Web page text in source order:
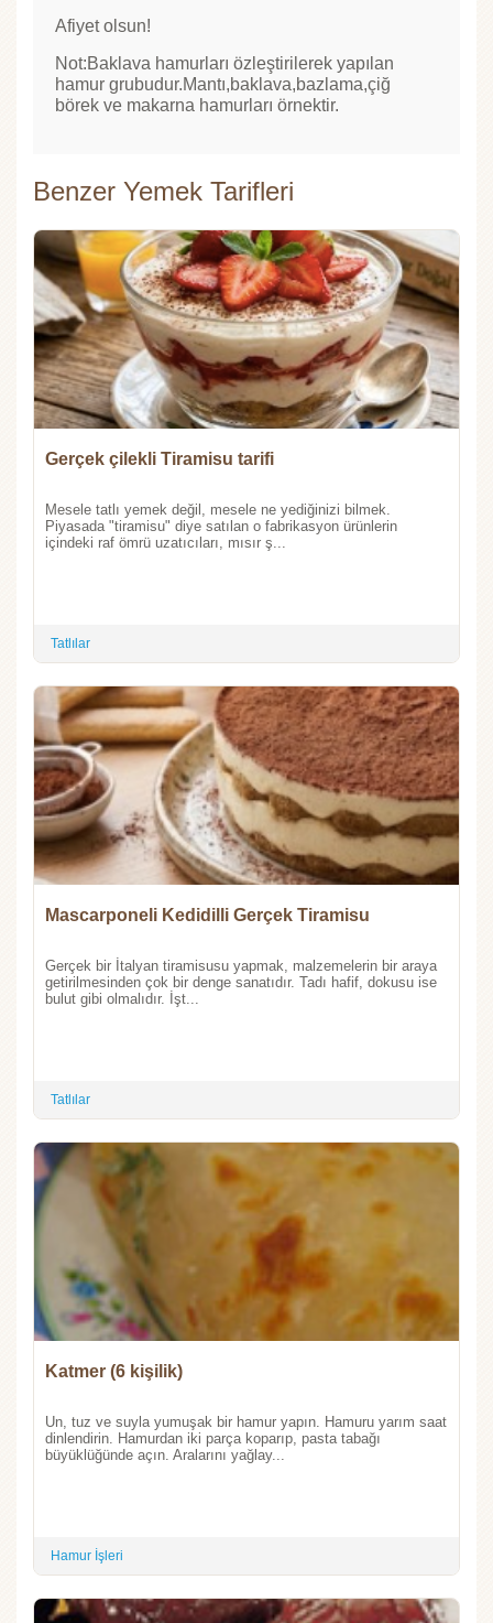
Afiyet olsun!
Not:Baklava hamurları özleştirilerek yapılan
hamur grubudur.Mantı,baklava,bazlama,çiğ
börek ve makarna hamurları örnektir.
Benzer Yemek Tarifleri
Gerçek çilekli Tiramisu tarifi
Mesele tatlı yemek değil, mesele ne yediğinizi bilmek.
Piyasada "tiramisu" diye satılan o fabrikasyon ürünlerin
içindeki raf ömrü uzatıcıları, mısır ş...
Tatlılar
Mascarponeli Kedidilli Gerçek Tiramisu
Gerçek bir İtalyan tiramisusu yapmak, malzemelerin bir araya
getirilmesinden çok bir denge sanatıdır. Tadı hafif, dokusu ise
bulut gibi olmalıdır. İşt...
Tatlılar
Katmer (6 kişilik)
Un, tuz ve suyla yumuşak bir hamur yapın. Hamuru yarım saat
dinlendirin. Hamurdan iki parça koparıp, pasta tabağı
büyüklüğünde açın. Aralarını yağlay...
Hamur İşleri